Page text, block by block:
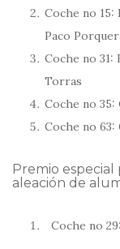
Coche no 15:
Paco
Coche no 31:
Torras
Coche no 35:
Coche no 63:
Premio
aleación de
Coche no